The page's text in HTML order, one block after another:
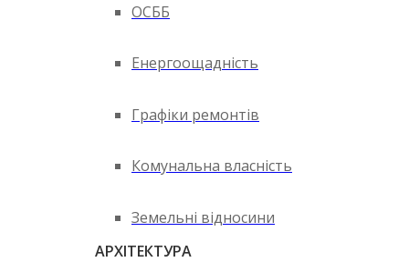
ОСББ
Енергоощадність
Графіки ремонтів
Комунальна власність
Земельні відносини
АРХІТЕКТУРА